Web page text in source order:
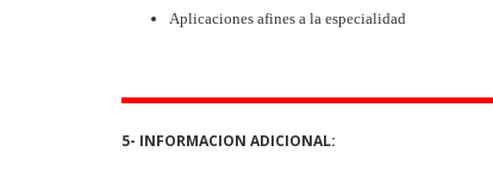
Aplicaciones afines a la especialidad
5- INFORMACION ADICIONAL: